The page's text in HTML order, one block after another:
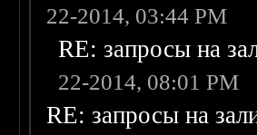
22-2014, 03:44 PM
RE: запросы на
22-2014, 08:01 PM
RE: запросы на